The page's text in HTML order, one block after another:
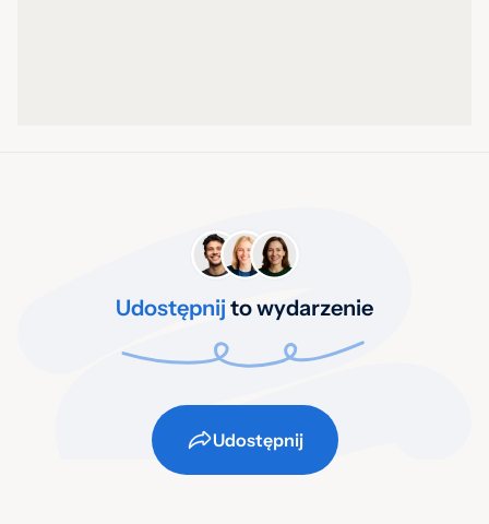
Udostępnij to wydarzenie
Udostępnij